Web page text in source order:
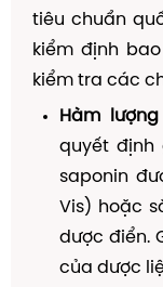
tiêu chuẩn
kiểm định
kiểm tra các
Hàm
quyết định
saponin
Vis) hoặc
dược điển.
của dược